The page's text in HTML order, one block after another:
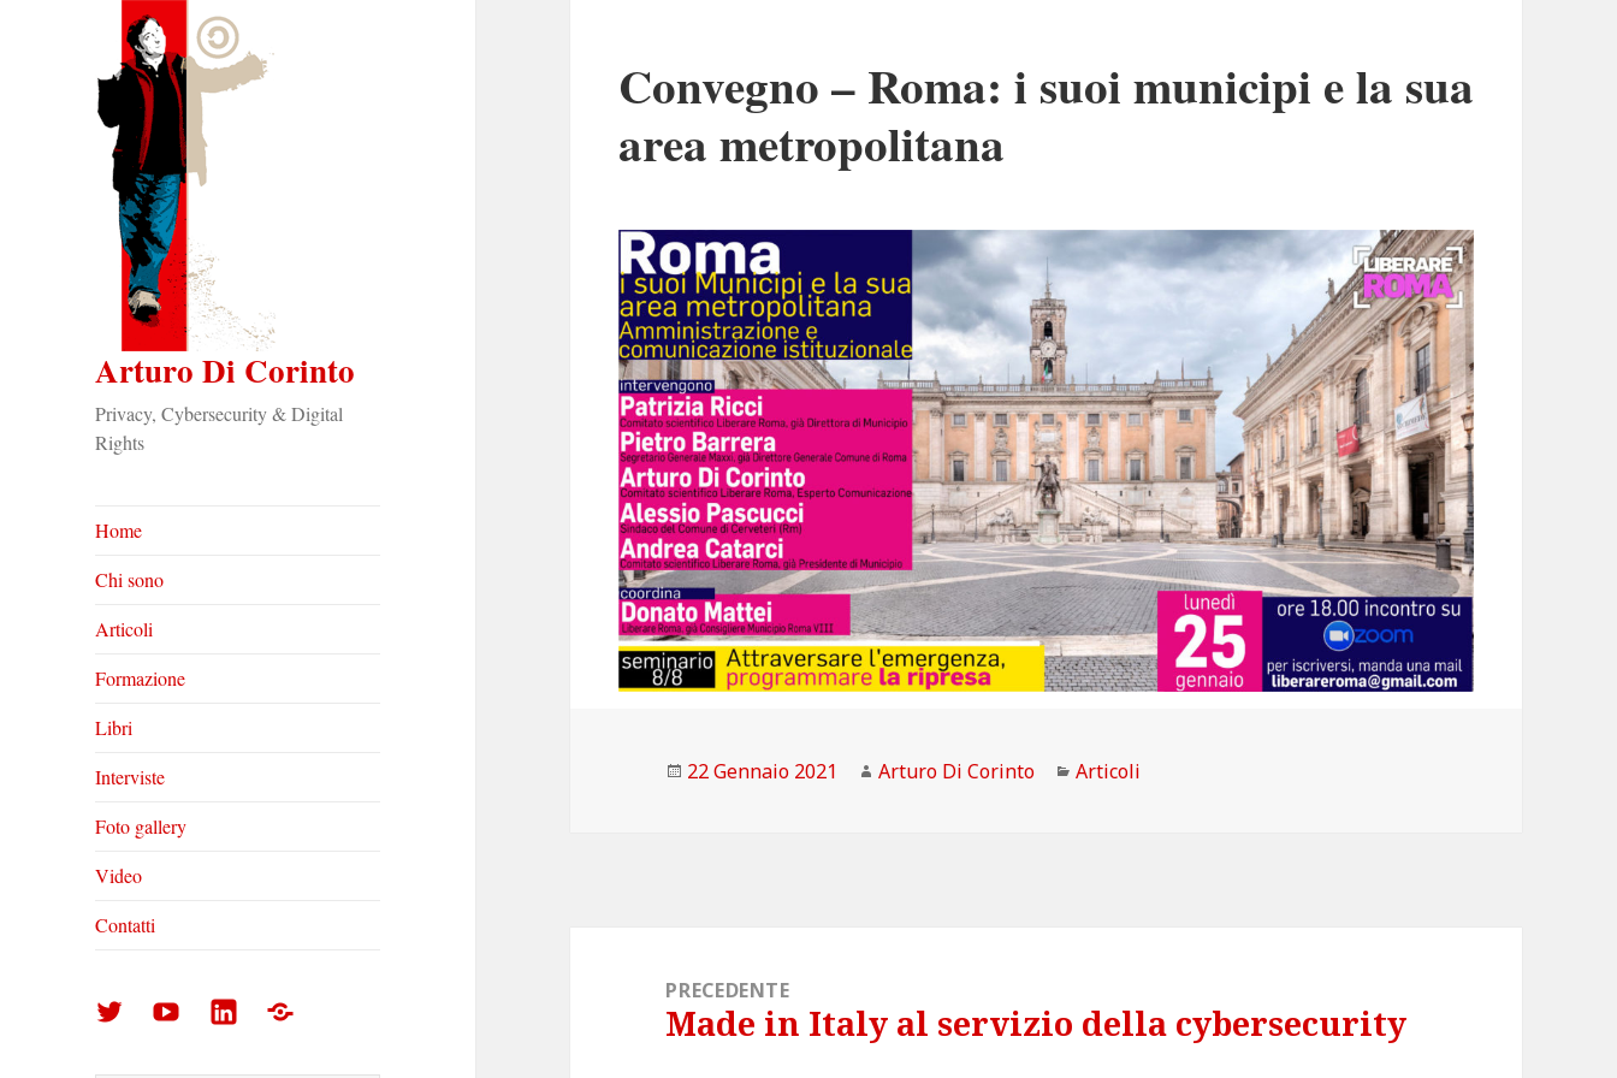
Arturo Di Corinto
Privacy, Cybersecurity & Digital
Rights
Home
Chi sono
Articoli
Formazione
Libri
Interviste
Foto gallery
Video
Contatti
ArturoArturoArturoFoto
Convegno – Roma: i suoi municipi e la sua
area metropolitana
Scritto
22 Gennaio 2021 Autore
Arturo Di Corinto Categorie
Articoli
PRECEDENTE
Articolo
Made in Italy al servizio della cybersecurity